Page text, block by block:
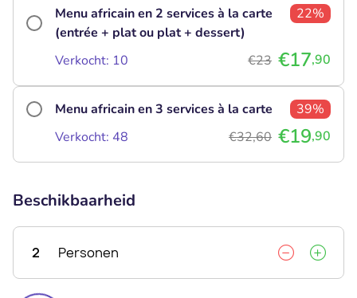
Menu africain en 2 services à la carte
(entrée + plat ou plat + dessert)
22%
Verkocht: 10 €23 €17,90
Menu africain en 3 services à la carte
39%
Verkocht: 48
€32,60 €19,90
Beschikbaarheid
2 Personen